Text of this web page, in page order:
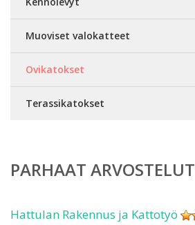
Muoviset valokatteet
Ovikatokset
Terassikatokset
PARHAAT ARVOSTELUT
Hattulan Rakennus ja Kattotyö